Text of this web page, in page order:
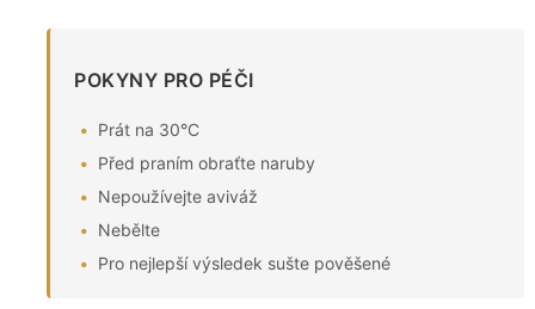
POKYNY PRO PÉČI
Prát na 30°C
Před praním obraťte naruby
Nepoužívejte aviváž
Nebělte
Pro nejlepší výsledek sušte pověšené